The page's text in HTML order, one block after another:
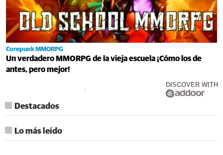
Corepunk MMORPG
Un verdadero MMORPG de la vieja escuela ¡Cómo los de
antes, pero mejor!
DISCOVER WITH
Destacados
Lo más leído